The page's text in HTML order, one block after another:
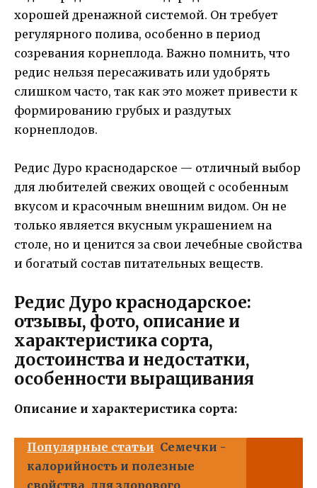
хорошей дренажной системой. Он требует
регулярного полива, особенно в период
созревания корнеплода. Важно помнить, что
редис нельзя пересаживать или удобрять
слишком часто, так как это может привести к
формированию грубых и раздутых
корнеплодов.
Редис Дуро краснодарское — отличный выбор
для любителей свежих овощей с особенным
вкусом и красочным внешним видом. Он не
только является вкусным украшением на
столе, но и ценится за свои лечебные свойства
и богатый состав питательных веществ.
Редис Дуро краснодарское:
отзывы, фото, описание и
характеристика сорта,
достоинства и недостатки,
особенности выращивания
Описание и характеристика сорта:
Популярные статьи Семечки -
калорийность и полезные